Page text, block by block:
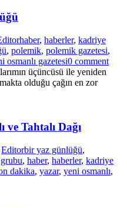
haber, haberler, kadriye
, polemik, polemik gazetesi,
osmanlı gazetesi0 comment
üçüncüsü ile yeniden
olduğu çağın en zor
Tahtalı Dağı
Editorbir yaz günlüğü,
, haber, haberler, kadriye
dakika, yazar, yeni osmanlı,